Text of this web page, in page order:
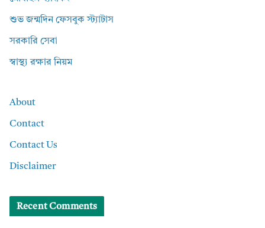
শুভ জন্মদিন ফেসবুক স্ট্যাটাস
সরকারি সেবা
স্বাস্থ্য রক্ষার নিয়ম
About
Contact
Contact Us
Disclaimer
Recent Comments